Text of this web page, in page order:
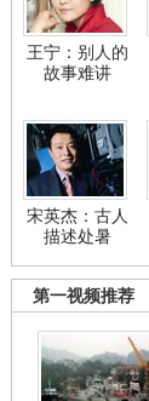
王宁：别人的
故事难讲
宋英杰：古人
描述处暑
第一视频推荐